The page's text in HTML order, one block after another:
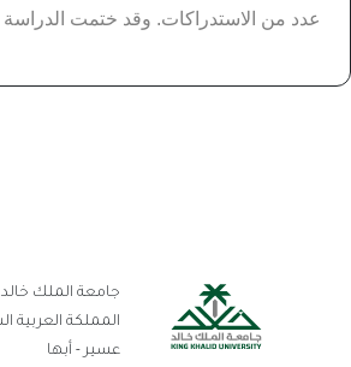
عدد من الاستدراكات. وقد ختمت الدراسة
جامعة الملك خالد
المملكة العربية
عسير - أبها